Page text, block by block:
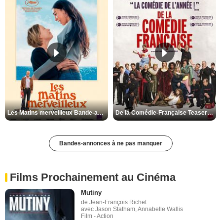
Les Matins merveilleux Bande-annonce VF De la Comédie-Française Teaser VF
Bandes-annonces à ne pas manquer
Films Prochainement au Cinéma
Mutiny
de Jean-François Richet
avec Jason Statham, Annabelle Wallis
Film - Action